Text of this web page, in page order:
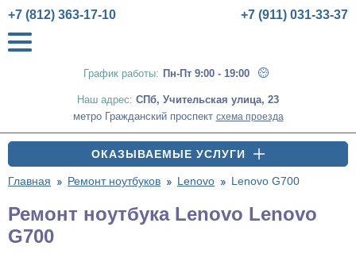
График работы: Пн-Пт 9:00 - 19:00
+7 (812) 363-17-10 +7 (911) 031-33-37
Наш адрес: СПб, Учительская улица, 23
метро Гражданский проспект схема проезда
ОКАЗЫВАЕМЫЕ УСЛУГИ
Главная Ремонт ноутбуков Lenovo Lenovo G700
Ремонт ноутбука Lenovo Lenovo
G700